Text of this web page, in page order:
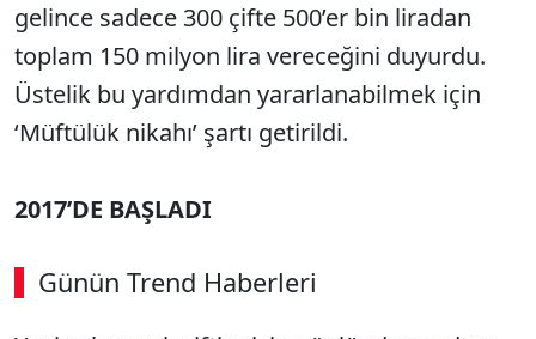
gelince sadece 300 çifte 500’er bin liradan
toplam 150 milyon lira vereceğini duyurdu.
Üstelik bu yardımdan yararlanabilmek için
‘Müftülük nikahı’ şartı getirildi.
2017’DE BAŞLADI
Günün Trend Haberleri
00:02 / 08:15